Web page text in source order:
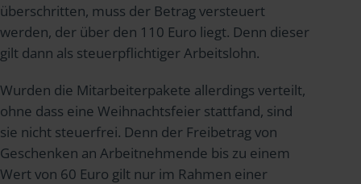
überschritten, muss der Betrag versteuert
werden, der über den 110 Euro liegt. Denn dieser
gilt dann als steuerpflichtiger Arbeitslohn.
Wurden die Mitarbeiterpakete allerdings verteilt,
ohne dass eine Weihnachtsfeier stattfand, sind
sie nicht steuerfrei. Denn der Freibetrag von
Geschenken an Arbeitnehmende bis zu einem
Wert von 60 Euro gilt nur im Rahmen einer